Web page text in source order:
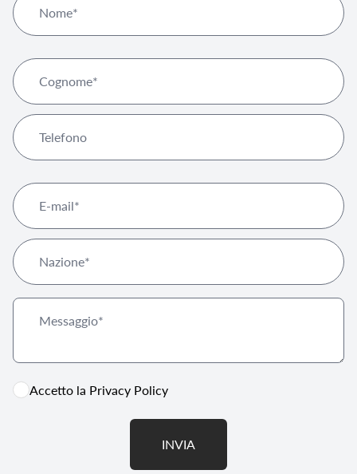
Accetto la Privacy Policy
INVIA